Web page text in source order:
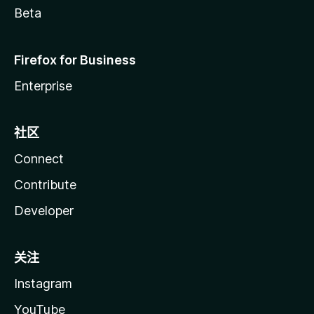
Beta
Firefox for Business
Enterprise
社区
Connect
Contribute
Developer
关注
Instagram
YouTube